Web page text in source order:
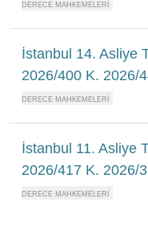
İstanbul 14. Asliye
2026/400 K. 2026/
İstanbul 11. Asliye
2026/417 K. 2026/